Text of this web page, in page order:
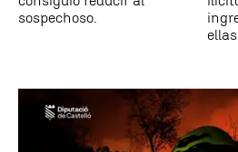
sospechoso.